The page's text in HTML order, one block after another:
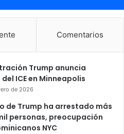
Comentarios
Trump anuncia
ICE en Minneapolis
de 2026
de Trump ha arrestado más
personas, preocupación
NYC